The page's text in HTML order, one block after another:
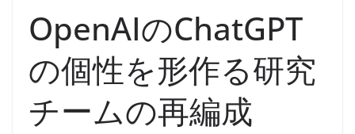
OpenAIのChatGPT
の個性を形作る研究
チームの再編成